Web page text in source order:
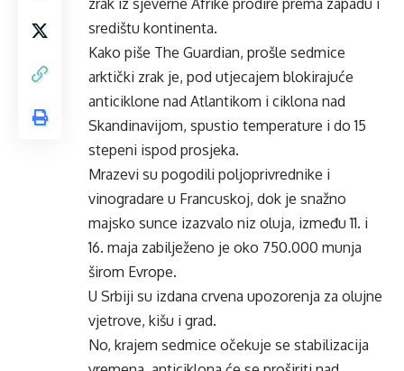
zrak iz sjeverne Afrike prodire prema zapadu i
središtu kontinenta.
Kako piše The Guardian, prošle sedmice
arktički zrak je, pod utjecajem blokirajuće
anticiklone nad Atlantikom i ciklona nad
Skandinavijom, spustio temperature i do 15
stepeni ispod prosjeka.
Mrazevi su pogodili poljoprivrednike i
vinogradare u Francuskoj, dok je snažno
majsko sunce izazvalo niz oluja, između 11. i
16. maja zabilježeno je oko 750.000 munja
širom Evrope.
U Srbiji su izdana crvena upozorenja za olujne
vjetrove, kišu i grad.
No, krajem sedmice očekuje se stabilizacija